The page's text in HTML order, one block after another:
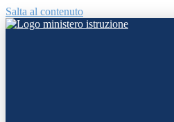
Salta al contenuto